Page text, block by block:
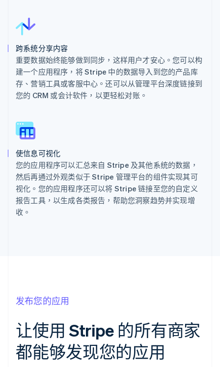
跨系统分享内容
重要数据始终能够做到同步，这样用户才安心。您可以构
建一个应用程序，将 Stripe 中的数据导入到您的产品库
存、营销工具或客服中心。还可以从管理平台深度链接到
您的 CRM 或会计软件，以更轻松对账。
使信息可视化
您的应用程序可以汇总来自 Stripe 及其他系统的数据，
然后再通过外观类似于 Stripe 管理平台的组件实现其可
视化。您的应用程序还可以将 Stripe 链接至您的自定义
报告工具，以生成各类报告，帮助您洞察趋势并实现增
收。
发布您的应用
让使用 Stripe 的所有商家
都能够发现您的应用